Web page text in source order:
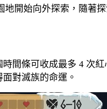
地開始向外探索，隨著
間條可收成最多 4 次紅
對滅族的命運。